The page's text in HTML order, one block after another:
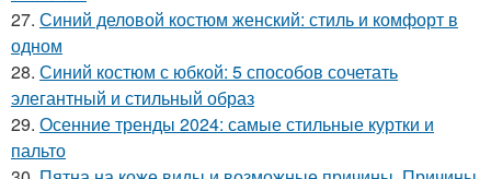
27. Синий деловой костюм женский: стиль и комфорт в
одном
28. Синий костюм с юбкой: 5 способов сочетать
элегантный и стильный образ
29. Осенние тренды 2024: самые стильные куртки и
пальто